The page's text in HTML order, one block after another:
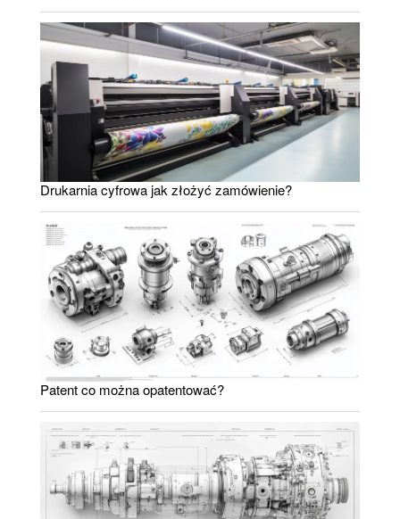
Drukarnia cyfrowa jak złożyć zamówienie?
Patent co można opatentować?